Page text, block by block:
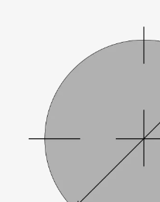
Контакты